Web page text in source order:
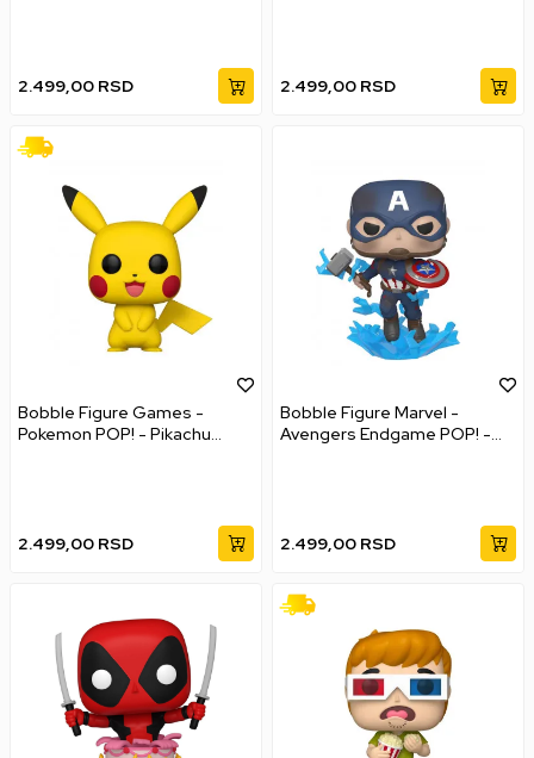
2.499,00 RSD 2.499,00 RSD
Bobble Figure Games -
Pokemon POP! - Pikachu
2.499,00 RSD
Bobble Figure Marvel -
Avengers Endgame POP! -
2.499,00 RSD